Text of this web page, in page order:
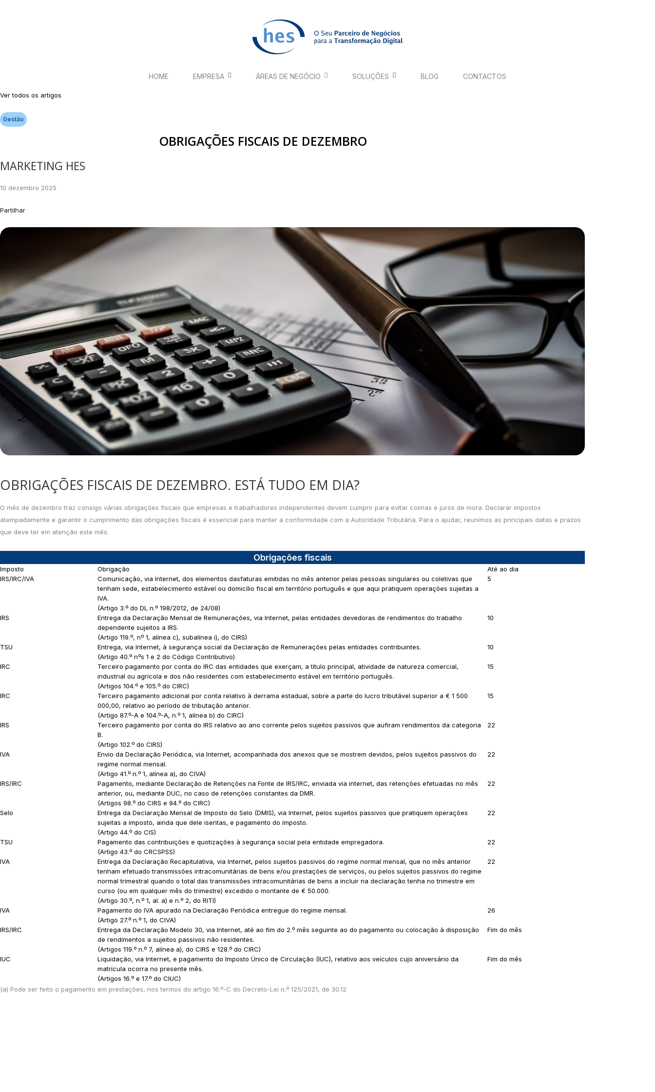
HOME EMPRESA ÁREAS DE NEGÓCIO SOLUÇÕES BLOG CONTACTOS
Ver todos os artigos
Gestão
OBRIGAÇÕES FISCAIS DE DEZEMBRO
MARKETING HES
10 dezembro 2025
Partilhar
OBRIGAÇÕES FISCAIS DE DEZEMBRO. ESTÁ TUDO EM DIA?
O mês de dezembro traz consigo várias obrigações fiscais que empresas e trabalhadores independentes devem cumprir para evitar coimas e juros de mora. Declarar impostos
atempadamente e garantir o cumprimento das obrigações fiscais é essencial para manter a conformidade com a Autoridade Tributária. Para o ajudar, reunimos as principais datas e prazos
que deve ter em atenção este mês.
Obrigações fiscais
Imposto Obrigação
Até ao dia
IRS/IRC/IVA
Comunicação, via Internet, dos elementos dasfaturas emitidas no mês anterior pelas pessoas singulares ou coletivas que
tenham sede, estabelecimento estável ou domicílio fiscal em território português e que aqui pratiquem operações sujeitas a
IVA.
(Artigo 3.º do DL n.º 198/2012, de 24/08)
5
IRS
Entrega da Declaração Mensal de Remunerações, via Internet, pelas entidades devedoras de rendimentos do trabalho
dependente sujeitos a IRS.
(Artigo 119.º, nº 1, alínea c), subalínea i), do CIRS)
10
TSU
Entrega, via Internet, à segurança social da Declaração de Remunerações pelas entidades contribuintes.
(Artigo 40.º nºs 1 e 2 do Código Contributivo)
10
IRC
Terceiro pagamento por conta do IRC das entidades que exerçam, a título principal, atividade de natureza comercial,
industrial ou agrícola e dos não residentes com estabelecimento estável em território português.
(Artigos 104.º e 105.º do CIRC)
15
IRC
Terceiro pagamento adicional por conta relativo à derrama estadual, sobre a parte do lucro tributável superior a € 1 500
000,00, relativo ao período de tributação anterior.
(Artigo 87.º-A e 104.º-A, n.º 1, alínea b) do CIRC)
15
IRS
Terceiro pagamento por conta do IRS relativo ao ano corrente pelos sujeitos passivos que aufiram rendimentos da categoria
B.
(Artigo 102.º do CIRS)
22
IVA
Envio da Declaração Periódica, via Internet, acompanhada dos anexos que se mostrem devidos, pelos sujeitos passivos do
regime normal mensal.
(Artigo 41.º n.º 1, alínea a), do CIVA)
22
IRS/IRC
Pagamento, mediante Declaração de Retenções na Fonte de IRS/IRC, enviada via internet, das retenções efetuadas no mês
anterior, ou, mediante DUC, no caso de retenções constantes da DMR.
(Artigos 98.º do CIRS e 94.º do CIRC)
22
Selo
Entrega da Declaração Mensal de Imposto do Selo (DMIS), via Internet, pelos sujeitos passivos que pratiquem operações
sujeitas a imposto, ainda que dele isentas, e pagamento do imposto.
(Artigo 44.º do CIS)
22
TSU
Pagamento das contribuições e quotizações à segurança social pela entidade empregadora.
(Artigo 43.º do CRCSPSS)
22
IVA
Entrega da Declaração Recapitulativa, via Internet, pelos sujeitos passivos do regime normal mensal, que no mês anterior
tenham efetuado transmissões intracomunitárias de bens e/ou prestações de serviços, ou pelos sujeitos passivos do regime
normal trimestral quando o total das transmissões intracomunitárias de bens a incluir na declaração tenha no trimestre em
curso (ou em qualquer mês do trimestre) excedido o montante de € 50.000.
(Artigo 30.º, n.º 1, al. a) e n.º 2, do RITI)
22
IVA
Pagamento do IVA apurado na Declaração Periódica entregue do regime mensal.
(Artigo 27.º n.º 1, do CIVA)
26
IRS/IRC
Entrega da Declaração Modelo 30, via Internet, até ao fim do 2.º mês seguinte ao do pagamento ou colocação à disposição
de rendimentos a sujeitos passivos não residentes.
(Artigos 119.º n.º 7, alínea a), do CIRS e 128.º do CIRC)
Fim do mês
IUC
Liquidação, via Internet, e pagamento do Imposto Único de Circulação (IUC), relativo aos veículos cujo aniversário da
matrícula ocorra no presente mês.
(Artigos 16.º e 17.º do CIUC)
Fim do mês
(a) Pode ser feito o pagamento em prestações, nos termos do artigo 16.º-C do Decreto-Lei n.º 125/2021, de 30.12